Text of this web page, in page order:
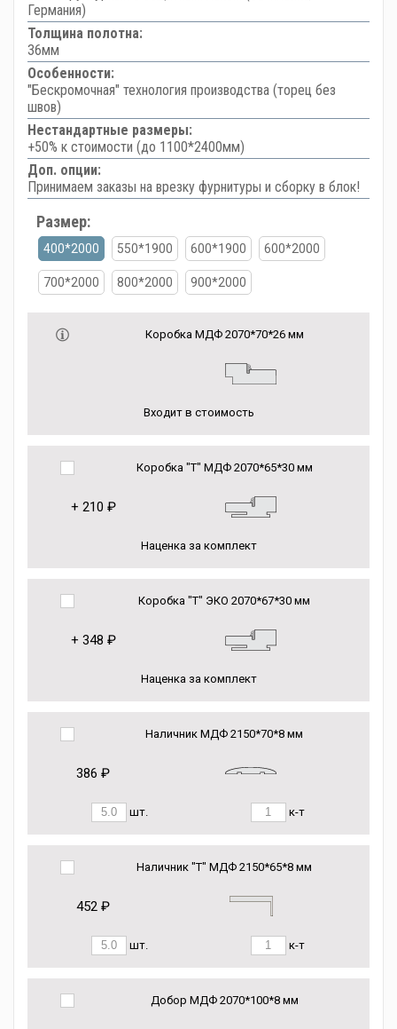
Германия)
Толщина полотна:
36мм
Особенности:
"Бескромочная" технология производства (торец без
швов)
Нестандартные размеры:
+50% к стоимости (до 1100*2400мм)
Доп. опции:
Принимаем заказы на врезку фурнитуры и сборку в блок!
Размер:
400*2000 550*1900 600*1900 600*2000
700*2000 800*2000 900*2000
Коробка МДФ 2070*70*26 мм
Входит в стоимость
Коробка "Т" МДФ 2070*65*30 мм
+ 210 ₽
Наценка за комплект
Коробка "Т" ЭКО 2070*67*30 мм
+ 348 ₽
Наценка за комплект
Наличник МДФ 2150*70*8 мм
386 ₽
шт. к-т
Наличник "Т" МДФ 2150*65*8 мм
452 ₽
шт. к-т
Добор МДФ 2070*100*8 мм